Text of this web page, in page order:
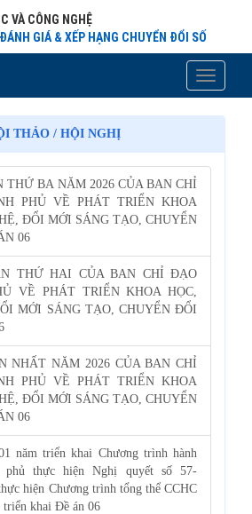
VÀ CÔNG NGHỆ
GIÁ & XẾP HẠNG CHUYỂN ĐỔI SỐ
Toggle
THẢO / HỘI NGHỊ
THỨ BA NĂM 2026 CỦA BAN CHỈ
PHỦ VỀ PHÁT TRIỂN KHOA
ĐỔI MỚI SÁNG TẠO, CHUYỂN
06
THỨ HAI CỦA BAN CHỈ ĐẠO
VỀ PHÁT TRIỂN KHOA HỌC,
MỚI SÁNG TẠO, CHUYỂN ĐỔI
NHẤT NĂM 2026 CỦA BAN CHỈ
PHỦ VỀ PHÁT TRIỂN KHOA
ĐỔI MỚI SÁNG TẠO, CHUYỂN
06
năm triển khai Chương trình hành
phủ thực hiện Nghị quyết số 57-
hiện Chương trình tổng thể CCHC
triển khai Đề án 06